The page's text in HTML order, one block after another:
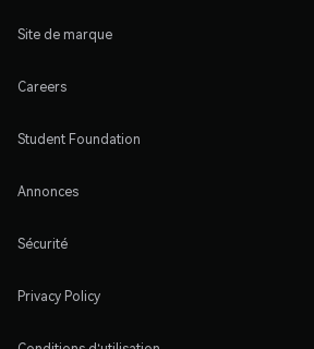
Site de marque
Careers
Student Foundation
Annonces
Sécurité
Privacy Policy